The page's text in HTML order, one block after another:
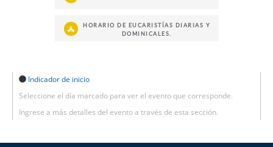
HORARIO DE EUCARISTÍAS DIARIAS Y
DOMINICALES.
Indicador de inicio
Seleccione el día marcado para ver el evento que corresponde.
Ingrese a más detalles del evento a través de esta sección.